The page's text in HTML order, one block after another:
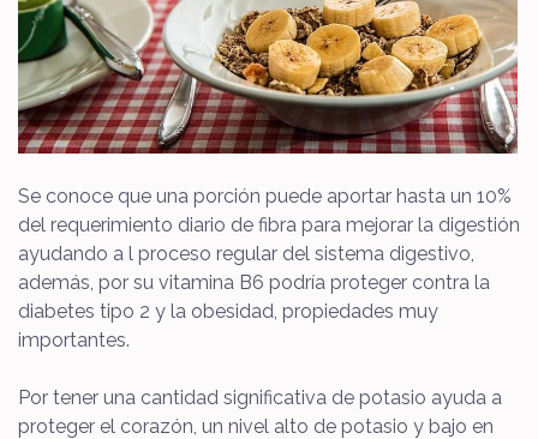
Se conoce que una porción puede aportar hasta un 10%
del requerimiento diario de fibra para mejorar la digestión
ayudando a l proceso regular del sistema digestivo,
además, por su vitamina B6 podría proteger contra la
diabetes tipo 2 y la obesidad, propiedades muy
importantes.
Por tener una cantidad significativa de potasio ayuda a
proteger el corazón, un nivel alto de potasio y bajo en